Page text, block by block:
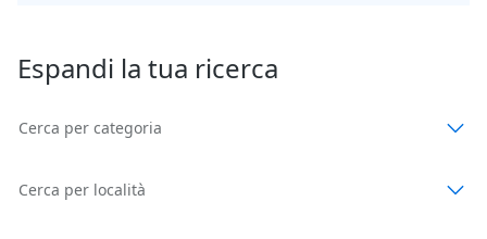
Espandi la tua ricerca
Cerca per categoria
Cerca per località